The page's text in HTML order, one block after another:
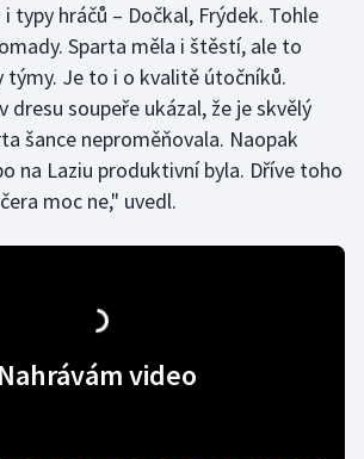
typy hráčů – Dočkal, Frýdek. Tohle
Sparta měla i štěstí, ale to
týmy. Je to i o kvalitě útočníků.
dresu soupeře ukázal, že je skvělý
šance neproměňovala. Naopak
na Laziu produktivní byla. Dříve toho
moc ne," uvedl.
Nahrávám video